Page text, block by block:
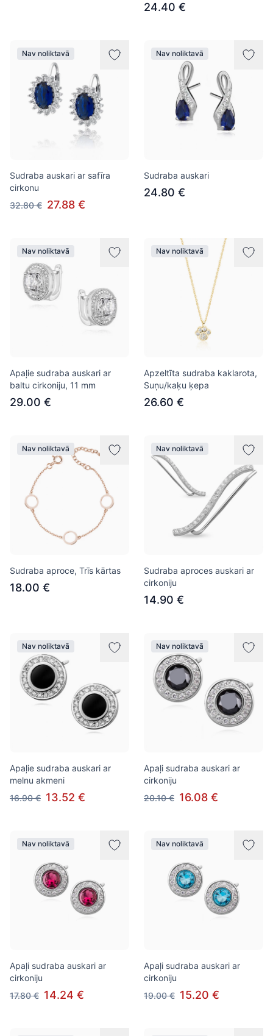
24.40 €
Nav noliktavā
Sudraba auskari ar safīra
cirkonu
32.80 € 27.88 €
Nav noliktavā
Sudraba auskari
24.80 €
Nav noliktavā
Apaļie sudraba auskari ar
baltu cirkoniju, 11 mm
29.00 €
Nav noliktavā
Apzeltīta sudraba kaklarota,
Suņu/kaķu ķepa
26.60 €
Nav noliktavā
Sudraba aproce, Trīs kārtas
18.00 €
Nav noliktavā
Sudraba aproces auskari ar
cirkoniju
14.90 €
Nav noliktavā
Apaļie sudraba auskari ar
melnu akmeni
16.90 € 13.52 €
Nav noliktavā
Apaļi sudraba auskari ar
cirkoniju
20.10 € 16.08 €
Nav noliktavā
Apaļi sudraba auskari ar
cirkoniju
17.80 € 14.24 €
Nav noliktavā
Apaļi sudraba auskari ar
cirkoniju
19.00 € 15.20 €